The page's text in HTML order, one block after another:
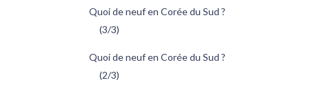
Quoi de neuf en Corée du Sud ?
(3/3)
Quoi de neuf en Corée du Sud ?
(2/3)